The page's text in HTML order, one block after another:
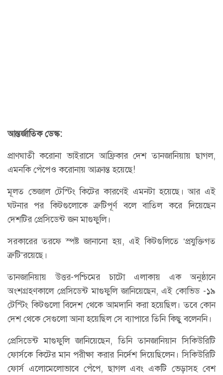
আন্তর্জাতিক ডেস্ক:
প্রাণঘাতী করোনা ভাইরাসে আফ্রিকার দেশ তানজানিয়ায় ছাগল,
এমনকি পেঁপেও করোনায় আক্রান্ত হয়েছে!
মূলত ভেজাল টেস্টিং কিটের কারণেই এমনটা হয়েছে। আর এই
ঘটনার পর কিটগুলোকে ত্রুটিপূর্ণ বলে বাতিল করে দিয়েছেন
দেশটির প্রেসিডেন্ট জন মাগুফুলি।
সরকারের তরফে স্পষ্ট জানানো হয়, এই কিটগুলিতে ‘প্রযুক্তিগত
ত্রুটি’রয়েছে।
তানজানিয়ায় উত্তর-পশ্চিমের চাটো এলাকায় এক অনুষ্ঠানে
অংশগ্রহণকালে প্রেসিডেন্ট মাগুফুলি জানিয়েছেন, এই কোভিড -১৯
টেস্টিং কিটগুলো বিদেশ থেকে আমদানি করা হয়েছিল। তবে কোন
দেশ থেকে সেগুলো আনা হয়েছিল সে ব্যাপারে তিনি কিছু বলেননি।
প্রেসিডেন্ট মাগুফুলি জানিয়েছেন, তিনি তানজানিয়ান সিকিউরিটি
ফোর্সকে কিটের মান পরীক্ষা করার নির্দেশ দিয়েছিলেন। সিকিউরিটি
ফোর্স এলোমেলোভাবে পেঁপে, ছাগল এবং একটি ভেড়াসহ বেশ